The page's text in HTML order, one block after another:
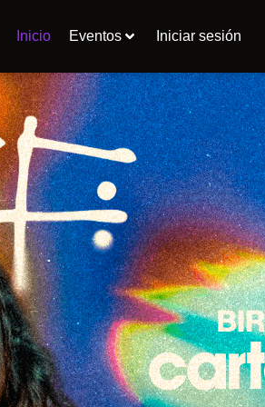
Inicio Eventos Iniciar sesión